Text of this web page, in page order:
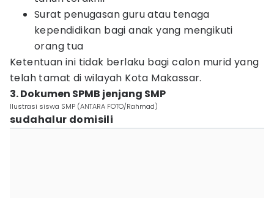
Surat penugasan guru atau tenaga
kependidikan bagi anak yang mengikuti
orang tua
Ketentuan ini tidak berlaku bagi calon murid yang
telah tamat di wilayah Kota Makassar.
3. Dokumen SPMB jenjang SMP
Ilustrasi siswa SMP (ANTARA FOTO/Rahmad)
sudahalur domisili